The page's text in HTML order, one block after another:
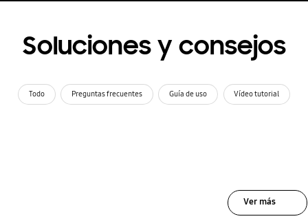
Soluciones y consejos
Todo Preguntas frecuentes Guía de uso Vídeo tutorial
Ver más